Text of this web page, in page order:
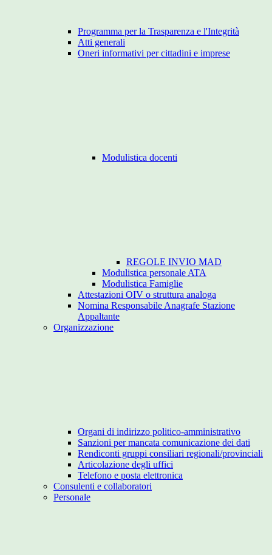
Programma per la Trasparenza e l'Integrità
Atti generali
Oneri informativi per cittadini e imprese
Modulistica docenti
REGOLE INVIO MAD
Modulistica personale ATA
Modulistica Famiglie
Attestazioni OIV o struttura analoga
Nomina Responsabile Anagrafe Stazione
Appaltante
Organizzazione
Organi di indirizzo politico-amministrativo
Sanzioni per mancata comunicazione dei dati
Rendiconti gruppi consiliari regionali/provinciali
Articolazione degli uffici
Telefono e posta elettronica
Consulenti e collaboratori
Personale